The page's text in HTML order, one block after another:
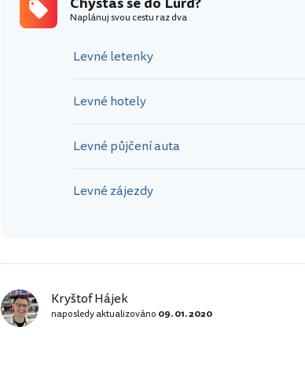
Naplánuj svou cestu raz dva
Levné letenky
Levné hotely
Levné půjčení auta
Levné zájezdy
Kryštof Hájek
naposledy aktualizováno 09. 01. 2020